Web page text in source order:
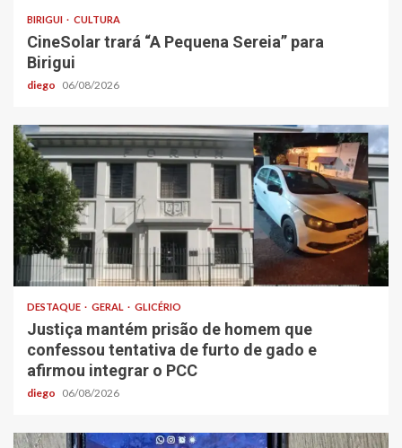
BIRIGUI CULTURA
CineSolar trará “A Pequena Sereia” para
Birigui
diego 06/08/2026
DESTAQUE GERAL GLICÉRIO
Justiça mantém prisão de homem que
confessou tentativa de furto de gado e
afirmou integrar o PCC
diego 06/08/2026